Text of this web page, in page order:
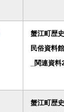
蟹江町歴史
民俗資料館
_関連資料
蟹江町歴史